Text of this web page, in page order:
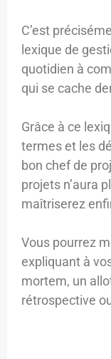
C’est
lexique de
quotidien à
qui se cache
Grâce à ce
termes et les
bon chef de
projets n’aura
maîtriserez
Vous pourrez
expliquant à
mortem, un
rétrospective